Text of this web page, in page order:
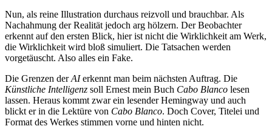
Nun, als reine Illustration durchaus reizvoll und brauchbar. Als
Nachahmung der Realität jedoch arg hölzern. Der Beobachter
erkennt auf den ersten Blick, hier ist nicht die Wirklichkeit am Werk,
die Wirklichkeit wird bloß simuliert. Die Tatsachen werden
vorgetäuscht. Also alles ein Fake.
Die Grenzen derAIerkennt man beim nächsten Auftrag. Die
Künstliche Intelligenz soll Ernest mein Buch Cabo Blanco lesen
lassen. Heraus kommt zwar ein lesender Hemingway und auch
blickt er in die Lektüre von Cabo Blanco. Doch Cover, Titelei und
Format des Werkes stimmen vorne und hinten nicht.